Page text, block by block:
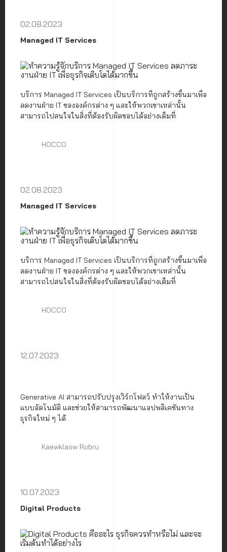
คุณไปหาคำตอบ
02.08.2023
Managed IT Services
บริการ Managed IT Services เป็นบริการที่ถูกสร้างขึ้นมาเพื่อ
ลดงานฝ่าย IT ขององค์กรต่าง ๆ และให้พวกเขาเหล่านั้น
สามารถไปสนใจในสิ่งที่ต้องรับผิดชอบได้อย่างเต็มที่
HOCCO
02.08.2023
Managed IT Services
บริการ Managed IT Services เป็นบริการที่ถูกสร้างขึ้นมาเพื่อ
ลดงานฝ่าย IT ขององค์กรต่าง ๆ และให้พวกเขาเหล่านั้น
สามารถไปสนใจในสิ่งที่ต้องรับผิดชอบได้อย่างเต็มที่
HOCCO
12.07.2023
Generative AI สามารถปรับปรุงเวิร์กโฟลว์ ทำให้งานเป็น
แบบอัตโนมัติ และช่วยให้สามารถพัฒนาแอปพลิเคชันทาง
ธุรกิจใหม่ ๆ ได้
Kaewklaow Robru
10.07.2023
Digital Products